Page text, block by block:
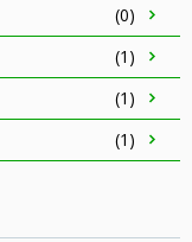
(0)
(1)
(1)
(1)